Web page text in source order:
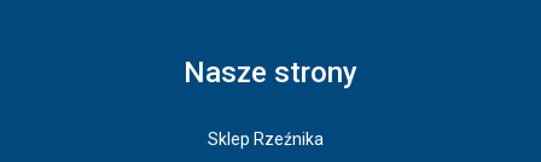
Nasze strony
Sklep Rzeźnika